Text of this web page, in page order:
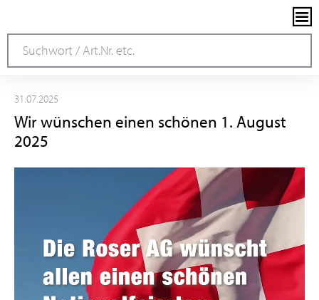
31.07.2025
Wir wünschen einen schönen 1. August
2025